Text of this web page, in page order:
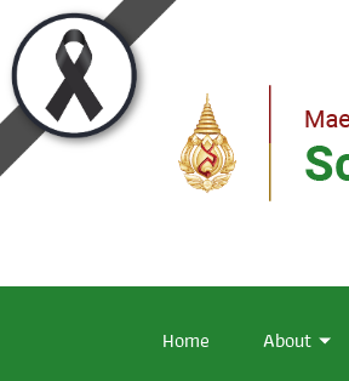
Home About